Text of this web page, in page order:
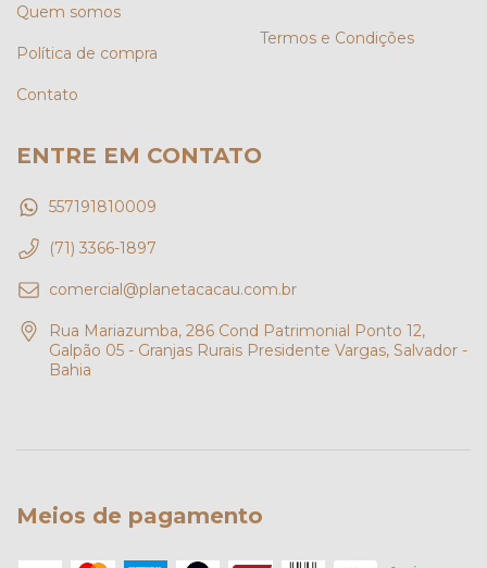
Quem somos
Política de compra
Contato
Termos e Condições
ENTRE EM CONTATO
557191810009
(71) 3366-1897
comercial@planetacacau.com.br
Rua Mariazumba, 286 Cond Patrimonial Ponto 12,
Galpão 05 - Granjas Rurais Presidente Vargas, Salvador -
Bahia
Meios de pagamento